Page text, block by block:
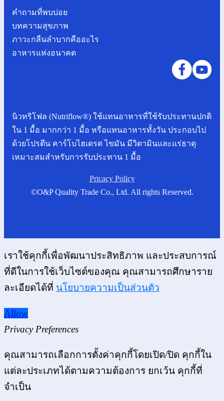
คำถามที่พบบ่อย
บทความสุขภาพ
ภาวะกลืนลำบากคืออะไร
อาหารแห่งอนาคต
นิวทริโฟล (Nutriflow®) ใช้แทนอาหารที่ใช้รับประทานปกติ
ใน 1 มื้อ มากกว่า 1 มื้อ หรือแทนอาหารทั้งวัน ประกอบไป
ด้วยโปรตีน คาร์โบไฮเดรต ไขมัน มีวิตามินและแร่ธาตุ
เหมาะสมสำหรับการรับประทาน 1 มื้อ
Pricacy Policy
©O&P Quality Trade Co., Ltd. All rights Reserved.
เราใช้คุกกี้เพื่อพัฒนาประสิทธิภาพ และประสบการณ์
ที่ดีในการใช้เว็บไซต์ของคุณ คุณสามารถศึกษาราย
ละเอียดได้ที่ นโยบายความเป็นส่วนตัว
Allow
Privacy Preferences
คุณสามารถเลือกการตั้งค่าคุกกี้โดยเปิด/ปิด คุกกี้ใน
แต่ละประเภทได้ตามความต้องการ ยกเว้น คุกกี้ที่
จำเป็น